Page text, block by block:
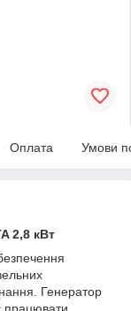
Оплата Умови
2,8 кВт
Генератор
працювати